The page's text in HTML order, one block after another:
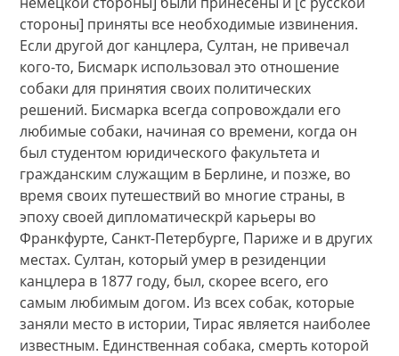
стороны] приняты все необходимые извинения.
Если другой дог канцлера, Султан, не привечал
кого-то, Бисмарк использовал это отношение
собаки для принятия своих политических
решений. Бисмарка всегда сопровождали его
любимые собаки, начиная со времени, когда он
был студентом юридического факультета и
гражданским служащим в Берлине, и позже, во
время своих путешествий во многие страны, в
эпоху своей дипломатическрй карьеры во
Франкфурте, Санкт-Петербурге, Париже и в других
местах. Султан, который умер в резиденции
канцлера в 1877 году, был, скорее всего, его
самым любимым догом. Из всех собак, которые
заняли место в истории, Тирас является наиболее
известным. Единственная собака, смерть которой